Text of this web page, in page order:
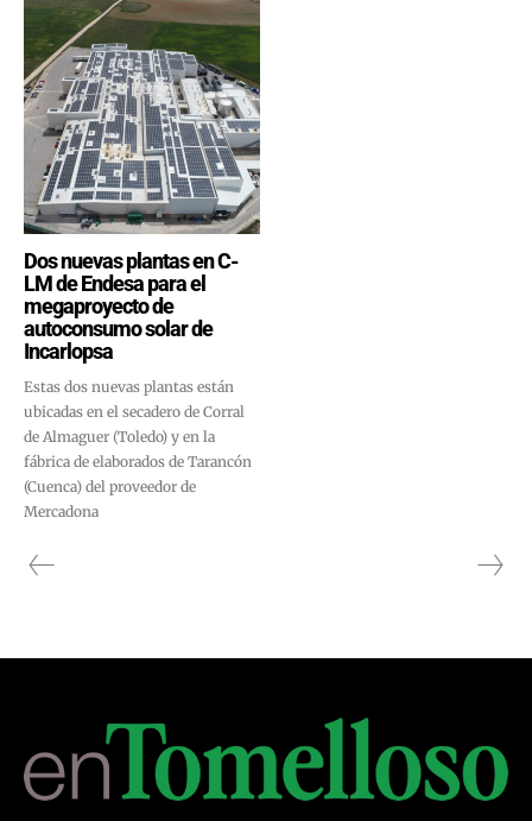
Dos nuevas plantas en C-
LM de Endesa para el
megaproyecto de
autoconsumo solar de
Incarlopsa
Estas dos nuevas plantas están
ubicadas en el secadero de Corral
de Almaguer (Toledo) y en la
fábrica de elaborados de Tarancón
(Cuenca) del proveedor de
Mercadona